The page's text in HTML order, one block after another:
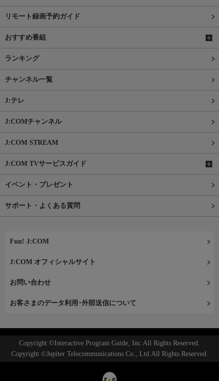
リモート録画予約ガイド
おすすめ番組
ランキング
チャンネル一覧
J:テレ
J:COMチャンネル
J:COM STREAM
J:COM TVサービスガイド
イベント・プレゼント
サポート・よくある質問
Fun! J:COM
J:COM オフィシャルサイト
お問い合わせ
お客さまのデータ利用･外部送信について
Copyright ©Interactive Program Guide, Inc.All Rights Reserved.
Copyright ©Jupiter Telecommunications Co., Ltd.All Rights Reserved.